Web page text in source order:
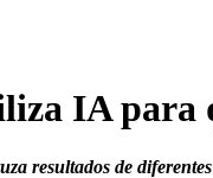
IA para
resultados de